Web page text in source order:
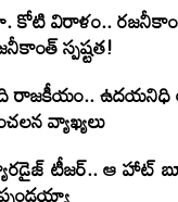
కోటి విరాళం..
స్పష్టత!
రాజకీయం.. ఉదయనిధి
వ్యాఖ్యలు
టీజర్.. ఆ హాట్